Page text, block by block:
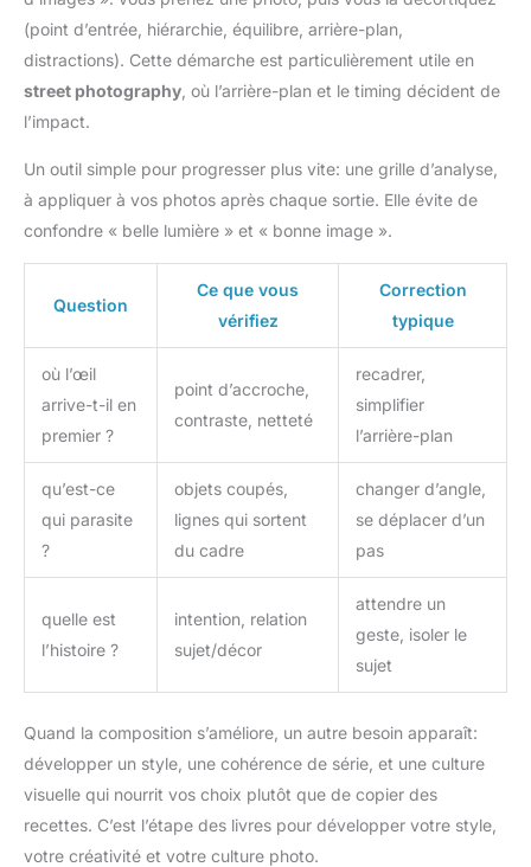
(point d’entrée, hiérarchie, équilibre, arrière-plan,
distractions). Cette démarche est particulièrement utile en
street photography , où l’arrière-plan et le timing décident de
l’impact.
Un outil simple pour progresser plus vite: une grille d’analyse,
à appliquer à vos photos après chaque sortie. Elle évite de
confondre « belle lumière » et « bonne image ».
Question
Ce que vous
vérifiez
Correction
typique
où l’œil
arrive-t-il en
premier ?
point d’accroche,
contraste, netteté
recadrer,
simplifier
l’arrière-plan
qu’est-ce
qui parasite
?
objets coupés,
lignes qui sortent
du cadre
changer d’angle,
se déplacer d’un
pas
quelle est
l’histoire ?
intention, relation
sujet/décor
attendre un
geste, isoler le
sujet
Quand la composition s’améliore, un autre besoin apparaît:
développer un style, une cohérence de série, et une culture
visuelle qui nourrit vos choix plutôt que de copier des
recettes. C’est l’étape des livres pour développer votre style,
votre créativité et votre culture photo.